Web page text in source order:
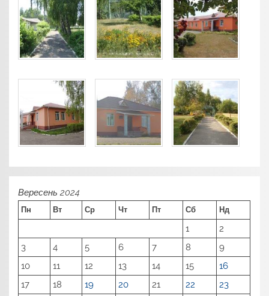
Вересень 2024
Пн Вт Ср Чт Пт Сб Нд
1
2
3
4 5 6 7 8
9
10
11 12 13 14 15
16
17
18 19 20 21 22 23